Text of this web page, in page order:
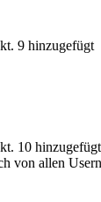
9 hinzugefügt
10
von allen